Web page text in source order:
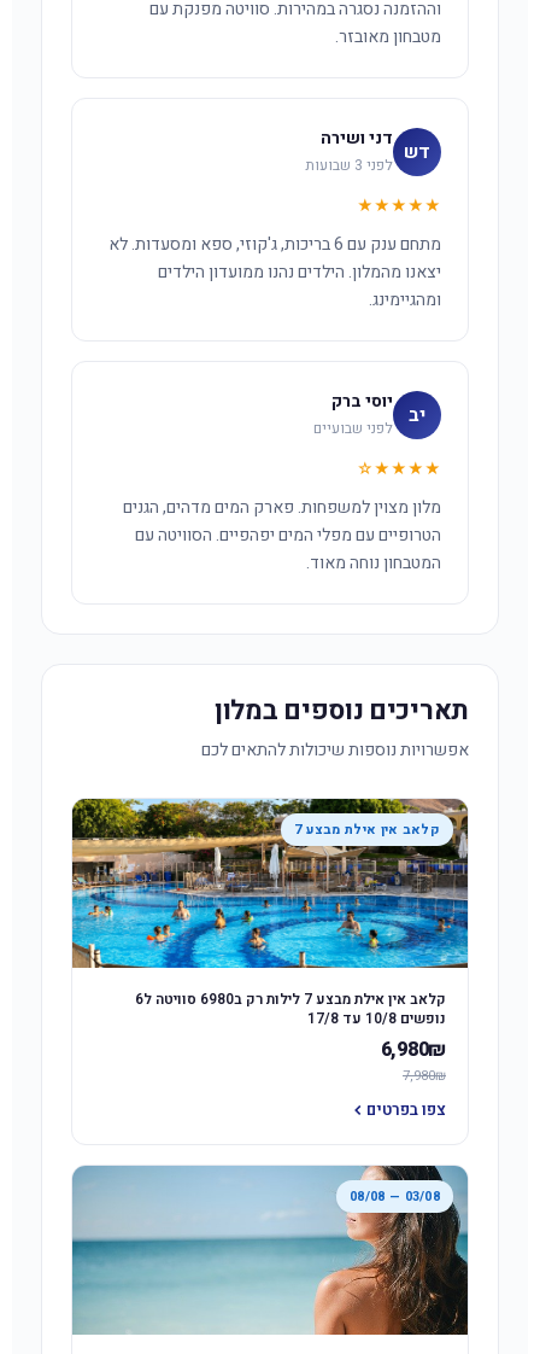
וההזמנה נסגרה במהירות. סוויטה מפנקת עם
מטבחון מאובזר.
דש דני ושירה
לפני 3 שבועות
★★★★★
מתחם ענק עם 6 בריכות, ג'קוזי, ספא ומסעדות. לא
יצאנו מהמלון. הילדים נהנו ממועדון הילדים
ומהגיימינג.
יב יוסי ברק
לפני שבועיים
★★★★☆
מלון מצוין למשפחות. פארק המים מדהים, הגנים
הטרופיים עם מפלי המים יפהפיים. הסוויטה עם
המטבחון נוחה מאוד.
תאריכים נוספים במלון
אפשרויות נוספות שיכולות להתאים לכם
קלאב אין אילת מבצע 7
קלאב אין אילת מבצע 7 לילות רק ב6980 סוויטה ל6
נופשים 10/8 עד 17/8
6,980₪
7,980₪
צפו בפרטים
03/08 — 08/08